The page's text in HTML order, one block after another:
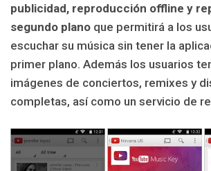
publicidad, reproducción offline y
segundo plano que permitirá a los
escuchar su música sin tener la
primer plano. Además los usuarios
imágenes de conciertos, remixes y
completas, así como un servicio de